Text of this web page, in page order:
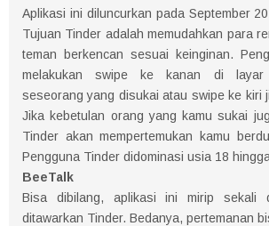
Aplikasi ini diluncurkan pada September
Tujuan Tinder adalah memudahkan para
teman berkencan sesuai keinginan.
melakukan swipe ke kanan di layar
seseorang yang disukai atau swipe ke kiri
Jika kebetulan orang yang kamu sukai
Tinder akan mempertemukan kamu
Pengguna Tinder didominasi usia 18
BeeTalk
Bisa dibilang, aplikasi ini mirip sekali
ditawarkan Tinder. Bedanya, pertemanan